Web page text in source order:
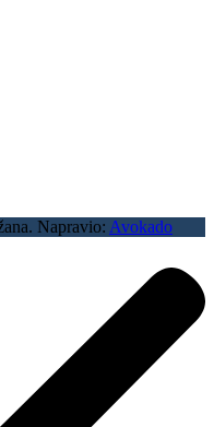
Napravio: Avokado